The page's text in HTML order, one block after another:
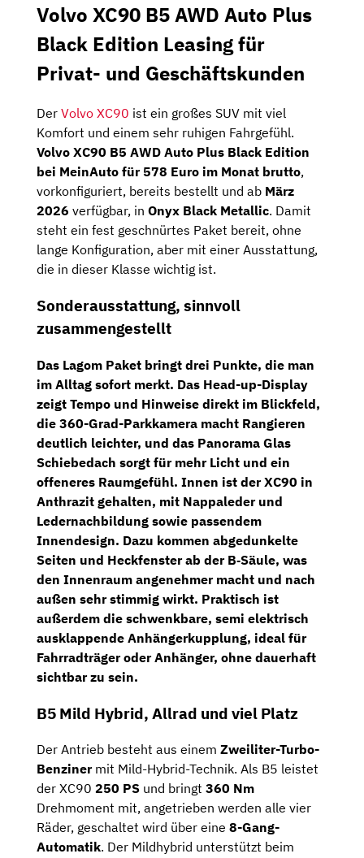
Volvo XC90 B5 AWD Auto Plus
Black Edition Leasing für
Privat- und Geschäftskunden
Der Volvo XC90 ist ein großes SUV mit viel
Komfort und einem sehr ruhigen Fahrgefühl.
Volvo XC90 B5 AWD Auto Plus Black Edition
bei MeinAuto für 578 Euro im Monat brutto,
vorkonfiguriert, bereits bestellt und ab März
2026 verfügbar, in Onyx Black Metallic. Damit
steht ein fest geschnürtes Paket bereit, ohne
lange Konfiguration, aber mit einer Ausstattung,
die in dieser Klasse wichtig ist.
Sonderausstattung, sinnvoll
zusammengestellt
Das Lagom Paket bringt drei Punkte, die man
im Alltag sofort merkt. Das Head-up-Display
zeigt Tempo und Hinweise direkt im Blickfeld,
die 360-Grad-Parkkamera macht Rangieren
deutlich leichter, und das Panorama Glas
Schiebedach sorgt für mehr Licht und ein
offeneres Raumgefühl. Innen ist der XC90 in
Anthrazit gehalten, mit Nappaleder und
Ledernachbildung sowie passendem
Innendesign. Dazu kommen abgedunkelte
Seiten und Heckfenster ab der B‑Säule, was
den Innenraum angenehmer macht und nach
außen sehr stimmig wirkt. Praktisch ist
außerdem die schwenkbare, semi elektrisch
ausklappende Anhängerkupplung, ideal für
Fahrradträger oder Anhänger, ohne dauerhaft
sichtbar zu sein.
B5 Mild Hybrid, Allrad und viel Platz
Der Antrieb besteht aus einem Zweiliter-Turbo-
Benzinermit Mild-Hybrid-Technik. Als B5 leistet
der XC90 250 PS und bringt 360 Nm
Drehmoment mit, angetrieben werden alle vier
Räder, geschaltet wird über eine 8-Gang-
Automatik. Der Mildhybrid unterstützt beim